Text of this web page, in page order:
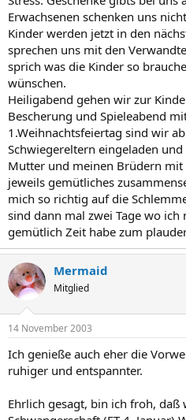
Erwachsenen schenken uns
Kinder werden jetzt in den
sprechen uns mit den
sprich was die Kinder so
wünschen.
Heiligabend gehen wir zur
Bescherung und Spieleabend
1.Weihnachtsfeiertag sind wir
Schwiegereltern eingeladen
Mutter und meinen Brüdern mit
jeweils gemütliches
mich so richtig auf die
sind dann mal zwei Tage wo
gemütlich Zeit habe zum
Mermaid
Mitglied
14 November 2003
Ich genieße auch eher die
ruhiger und entspannter.
Ehrlich gesagt, bin ich froh, daß